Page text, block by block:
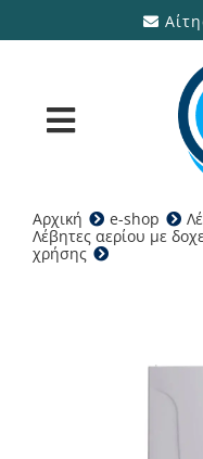
στο
Toggle
Προϊόντα
Αρχική e-shop
Λέβητες αερίου με
χρήσης